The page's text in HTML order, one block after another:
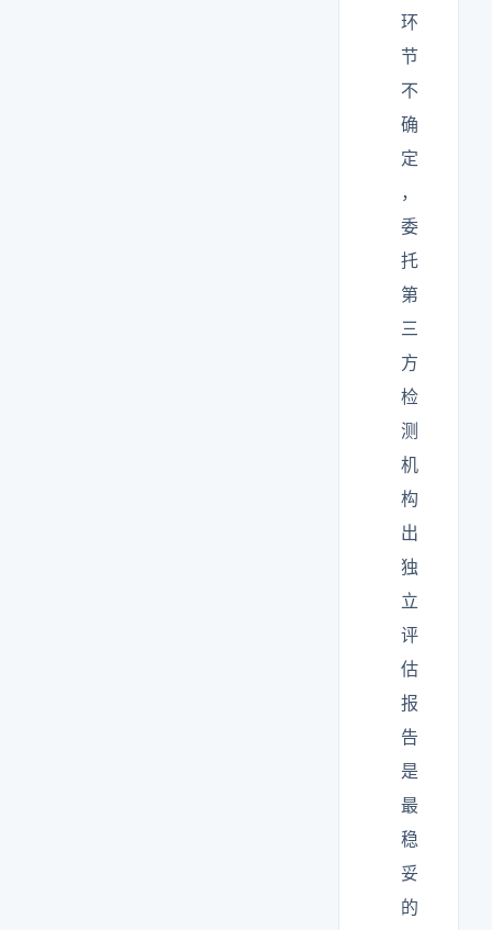
环
节
不
确
定
，
委
托
第
三
方
检
测
机
构
出
独
立
评
估
报
告
是
最
稳
妥
的